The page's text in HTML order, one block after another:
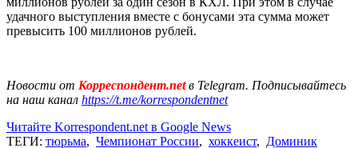
удачного выступления вместе с бонусами эта сумма может
превысить 100 миллионов рублей.
Новости от Корреспондент.netв Telegram. Подписывайтесь
на наш канал https://t.me/korrespondentnet
Читайте Korrespondent.net в Google News
ТЕГИ: тюрьма, Чемпионат России, хоккеист, Доминик